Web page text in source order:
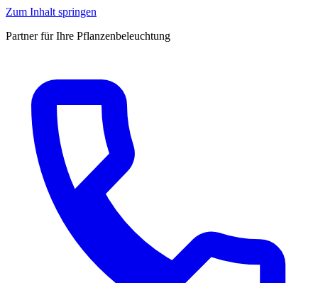
Zum Inhalt springen
Partner für Ihre Pflanzenbeleuchtung